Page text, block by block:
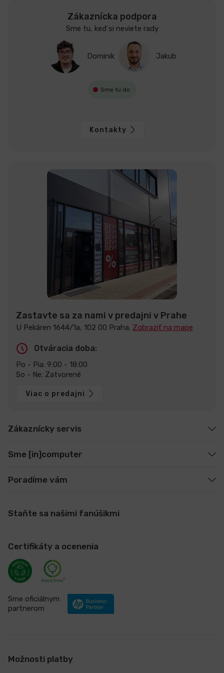
Zákaznícka podpora
Sme tu, keď si neviete rady
Dominik Jakub
Sme tu do
Kontakty
Zastavte sa za nami v predajni v Prahe
U Pekáren 1644/1a, 102 00 Praha. Zobraziť na mape
Otváracia doba:
Po - Pia: 9:00 - 18:00
So - Ne: Zatvorené
Viac o predajni
Zákaznícky servis
Sme [in]computer
Poradíme vám
Staňte sa našimi fanúšikmi
Certifikáty a ocenenia
Sme oficiálnym
partnerom
Možnosti platby